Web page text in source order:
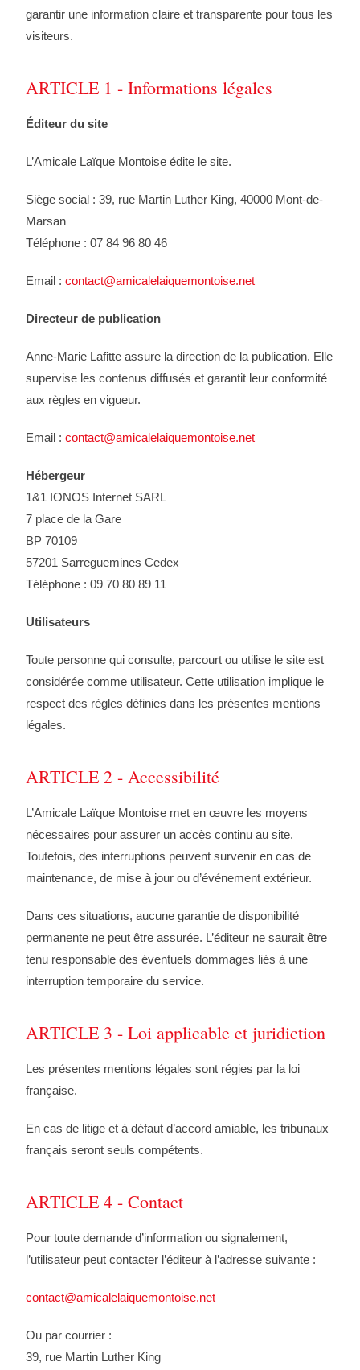
garantir une information claire et transparente pour tous les
visiteurs.
ARTICLE 1 - Informations légales
Éditeur du site
L’Amicale Laïque Montoise édite le site.
Siège social : 39, rue Martin Luther King, 40000 Mont-de-
Marsan
Téléphone : 07 84 96 80 46
Email :contact@amicalelaiquemontoise.net
Directeur de publication
Anne-Marie Lafitte assure la direction de la publication. Elle
supervise les contenus diffusés et garantit leur conformité
aux règles en vigueur.
Email :contact@amicalelaiquemontoise.net
Hébergeur
1&1 IONOS Internet SARL
7 place de la Gare
BP 70109
57201 Sarreguemines Cedex
Téléphone : 09 70 80 89 11
Utilisateurs
Toute personne qui consulte, parcourt ou utilise le site est
considérée comme utilisateur. Cette utilisation implique le
respect des règles définies dans les présentes mentions
légales.
ARTICLE 2 - Accessibilité
L’Amicale Laïque Montoise met en œuvre les moyens
nécessaires pour assurer un accès continu au site.
Toutefois, des interruptions peuvent survenir en cas de
maintenance, de mise à jour ou d’événement extérieur.
Dans ces situations, aucune garantie de disponibilité
permanente ne peut être assurée. L’éditeur ne saurait être
tenu responsable des éventuels dommages liés à une
interruption temporaire du service.
ARTICLE 3 - Loi applicable et juridiction
Les présentes mentions légales sont régies par la loi
française.
En cas de litige et à défaut d’accord amiable, les tribunaux
français seront seuls compétents.
ARTICLE 4 - Contact
Pour toute demande d’information ou signalement,
l’utilisateur peut contacter l’éditeur à l’adresse suivante :
contact@amicalelaiquemontoise.net
Ou par courrier :
39, rue Martin Luther King